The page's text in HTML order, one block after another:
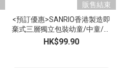
販售結束
<預訂優惠>SANRIO香港製造即
棄式三層獨立包裝幼童/中童/成
人口罩(30個裝)
HK$99.90